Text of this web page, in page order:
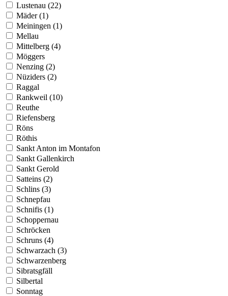
Lustenau (22)
Mäder (1)
Meiningen (1)
Mellau
Mittelberg (4)
Möggers
Nenzing (2)
Nüziders (2)
Raggal
Rankweil (10)
Reuthe
Riefensberg
Röns
Röthis
Sankt Anton im Montafon
Sankt Gallenkirch
Sankt Gerold
Satteins (2)
Schlins (3)
Schnepfau
Schnifis (1)
Schoppernau
Schröcken
Schruns (4)
Schwarzach (3)
Schwarzenberg
Sibratsgfäll
Silbertal
Sonntag